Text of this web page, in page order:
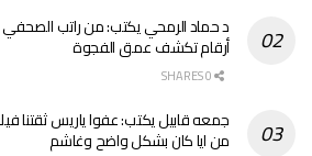
د حماد الرمحي يكتب: من راتب الصحفي
أرقام تكشف عمق الفجوة
جمعه قابيل يكتب: عفوا ياريس ثقتنا فيك
من ايا كان بشكل واضح وغاشم